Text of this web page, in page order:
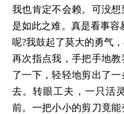
我也肯定不会赖。可没
是如此之难。真是看事
呢?我鼓起了莫大的勇气
再次指点我，手把手地
了一下，轻轻地剪出了
去。转眼工夫，一只活
前。一把小小的剪刀竟